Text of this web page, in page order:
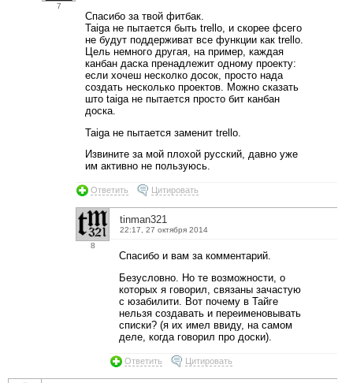
7
Спасибо за твой фитбак.
Taiga не пытается быть trello, и скорее фсего
не будут поддерживат все функции как trello.
Цель немного другая, на пример, каждая
канбан даска пренадлежит одному проекту:
если хочеш несколко досок, просто нада
создать несколько проектов. Можно сказать
што taiga не пытается просто бит канбан
доска.
Taiga не пытается заменит trello.
Извините за мой плохой русский, давно уже
им активно не пользуюсь.
Ответить Цитировать
8
tinman321
22:17, 27 октября 2014
Спасибо и вам за комментарий.
Безусловно. Но те возможности, о
которых я говорил, связаны зачастую
с юзабилити. Вот почему в Тайге
нельзя создавать и переименовывать
списки? (я их имел ввиду, на самом
деле, когда говорил про доски).
Ответить Цитировать